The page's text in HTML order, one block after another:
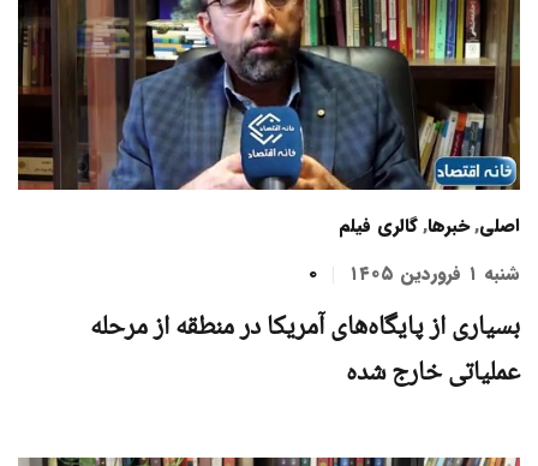
اصلی,خبرها,گالری فیلم
شنبه ۱ فروردین ۱۴۰۵
0
بسیاری از پایگاه‌های آمریکا در منطقه از مرحله
عملیاتی خارج شده